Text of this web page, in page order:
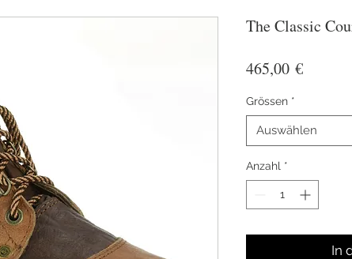
The Classic
465,00 €Preis
Grössen *
Auswählen
Anzahl *
In